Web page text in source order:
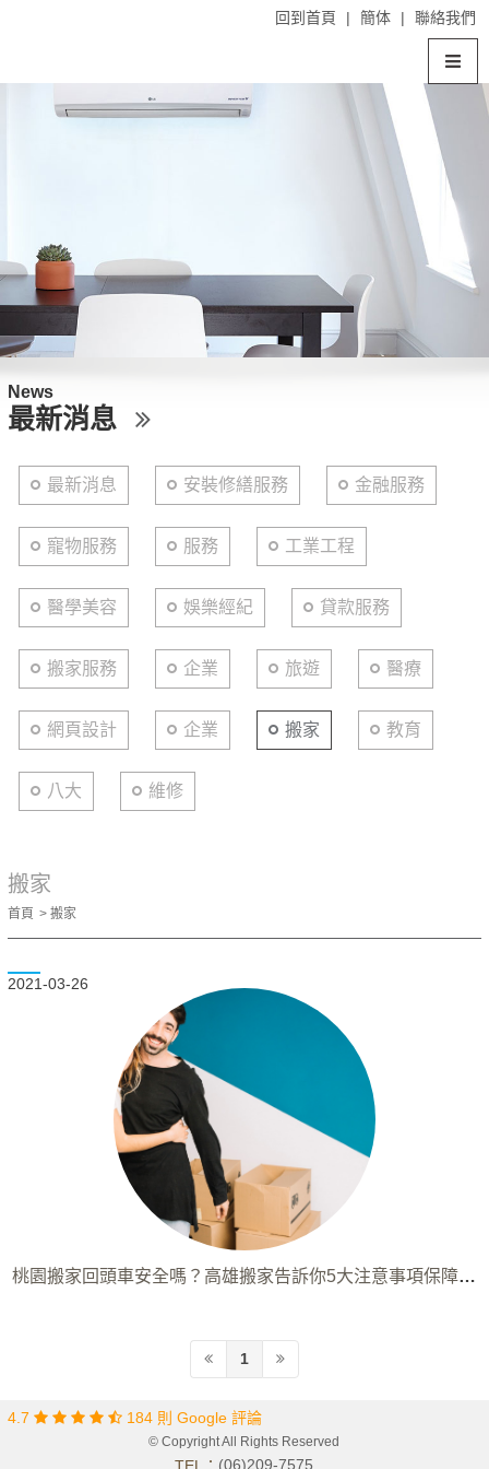
回到首頁 | 簡体 | 聯絡我們
News
最新消息
最新消息 安裝修繕服務 金融服務
寵物服務 服務 工業工程
醫學美容 娛樂經紀 貸款服務
搬家服務 企業 旅遊 醫療
網頁設計 企業 搬家 教育
八大 維修
搬家
首頁 搬家
2021-03-26
桃園搬家回頭車安全嗎？高雄搬家告訴你5大注意事項保障自
1
4.7 184 則 Google 評論
© Copyright All Rights Reserved
TEL： (06)209-7575